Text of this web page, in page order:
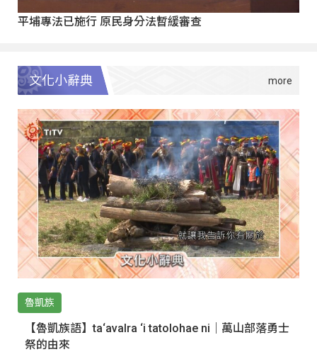
平埔專法已施行 原民身分法暫緩審查
文化小辭典
魯凱族
【魯凱族語】ta‘avalra ‘i tatolohae ni｜萬山部落勇士
祭的由來